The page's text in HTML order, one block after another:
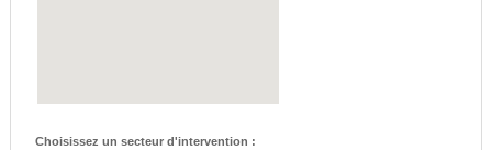
Choisissez un secteur d'intervention :